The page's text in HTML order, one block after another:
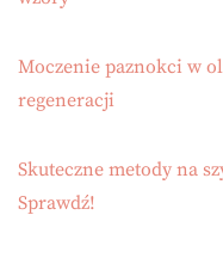
Moczenie paznokci w
regeneracji
Skuteczne metody na
Sprawdź!